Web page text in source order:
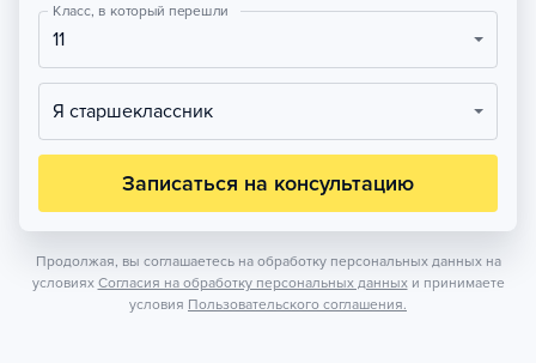
Класс, в который перешли
11
Я старшеклассник
Записаться на консультацию
Продолжая, вы соглашаетесь на обработку персональных данных на
условиях Согласия на обработку персональных данных и принимаете
условия Пользовательского соглашения.